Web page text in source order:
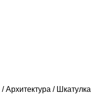
Архитектура
Шкатулка